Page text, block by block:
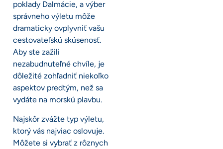
poklady Dalmácie, a výber
správneho výletu môže
dramaticky ovplyvniť vašu
cestovateľskú skúsenosť.
Aby ste zažili
nezabudnuteľné chvíle, je
dôležité zohľadniť niekoľko
aspektov predtým, než sa
vydáte na morskú plavbu.
Najskôr zvážte typ výletu,
ktorý vás najviac oslovuje.
Môžete si vybrať z rôznych